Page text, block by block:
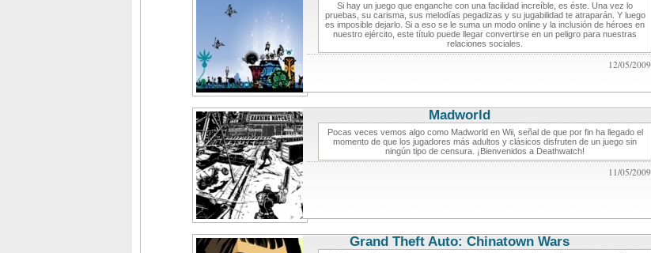
Si hay un juego que enganche con una facilidad increíble, es éste. Una vez lo
pruebas, su carisma, sus melodías pegadizas y su jugabilidad te atraparán. Y luego
es imposible dejarlo. Si a eso se le suma un modo online y la inclusión de héroes en
nuestro ejército, este título puede llegar convertirse en un peligro para nuestras
relaciones sociales.
12/05/2009
Madworld
Pocas veces vemos algo como Madworld en Wii, señal de que por fin ha llegado el
momento de que los jugadores más adultos y clásicos disfruten de un juego sin
ningún tipo de censura. ¡Bienvenidos a Deathwatch!
11/05/2009
Grand Theft Auto: Chinatown Wars